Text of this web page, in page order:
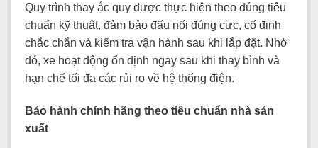
Quy trình thay ắc quy được thực hiện theo đúng tiêu
chuẩn kỹ thuật, đảm bảo đấu nối đúng cực, cố định
chắc chắn và kiểm tra vận hành sau khi lắp đặt. Nhờ
đó, xe hoạt động ổn định ngay sau khi thay bình và
hạn chế tối đa các rủi ro về hệ thống điện.
Bảo hành chính hãng theo tiêu chuẩn nhà sản
xuất